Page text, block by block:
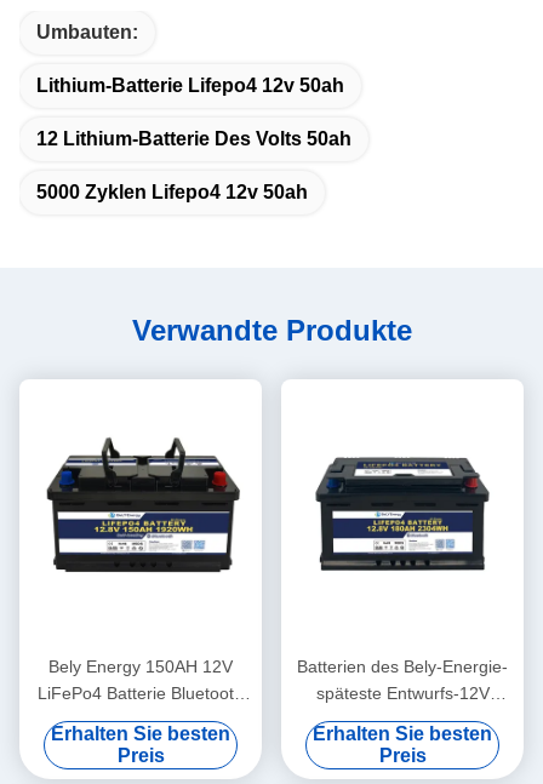
Umbauten:
Lithium-Batterie Lifepo4 12v 50ah
12 Lithium-Batterie Des Volts 50ah
5000 Zyklen Lifepo4 12v 50ah
Verwandte Produkte
Bely Energy 150AH 12V
LiFePo4 Batterie Bluetooth
und Selbstheizung für Yachit
Medical
Erhalten Sie besten
Preis
Batterien des Bely-Energie-
späteste Entwurfs-12V
180AH für Bluetooth für
UPS-Energie-Speicher-
Basisstation RV
Erhalten Sie besten
Preis